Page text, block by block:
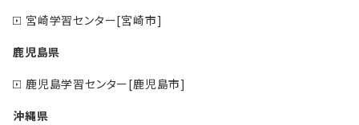
宮崎学習センター[宮崎市]
鹿児島県
鹿児島学習センター[鹿児島市]
沖縄県